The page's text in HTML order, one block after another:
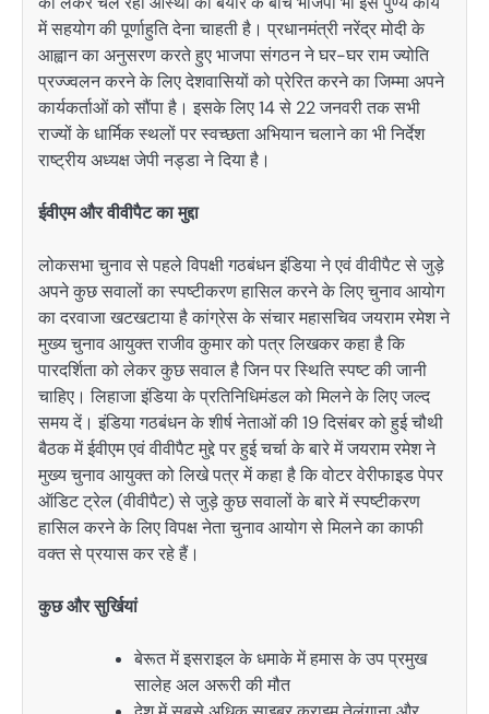
में सहयोग की पूर्णाहुति देना चाहती है। प्रधानमंत्री नरेंद्र मोदी के
आह्वान का अनुसरण करते हुए भाजपा संगठन ने घर-घर राम ज्योति
प्रज्ज्वलन करने के लिए देशवासियों को प्रेरित करने का जिम्मा अपने
कार्यकर्ताओं को सौंपा है। इसके लिए 14 से 22 जनवरी तक सभी
राज्यों के धार्मिक स्थलों पर स्वच्छता अभियान चलाने का भी निर्देश
राष्ट्रीय अध्यक्ष जेपी नड्डा ने दिया है।
ईवीएम और वीवीपैट का मुद्दा
लोकसभा चुनाव से पहले विपक्षी गठबंधन इंडिया ने एवं वीवीपैट से जुड़े
अपने कुछ सवालों का स्पष्टीकरण हासिल करने के लिए चुनाव आयोग
का दरवाजा खटखटाया है कांग्रेस के संचार महासचिव जयराम रमेश ने
मुख्य चुनाव आयुक्त राजीव कुमार को पत्र लिखकर कहा है कि
पारदर्शिता को लेकर कुछ सवाल है जिन पर स्थिति स्पष्ट की जानी
चाहिए। लिहाजा इंडिया के प्रतिनिधिमंडल को मिलने के लिए जल्द
समय दें। इंडिया गठबंधन के शीर्ष नेताओं की 19 दिसंबर को हुई चौथी
बैठक में ईवीएम एवं वीवीपैट मुद्दे पर हुई चर्चा के बारे में जयराम रमेश ने
मुख्य चुनाव आयुक्त को लिखे पत्र में कहा है कि वोटर वेरीफाइड पेपर
ऑडिट ट्रेल (वीवीपैट) से जुड़े कुछ सवालों के बारे में स्पष्टीकरण
हासिल करने के लिए विपक्ष नेता चुनाव आयोग से मिलने का काफी
वक्त से प्रयास कर रहे हैं।
कुछ और सुर्खियां
बेरूत में इसराइल के धमाके में हमास के उप प्रमुख
सालेह अल अरूरी की मौत